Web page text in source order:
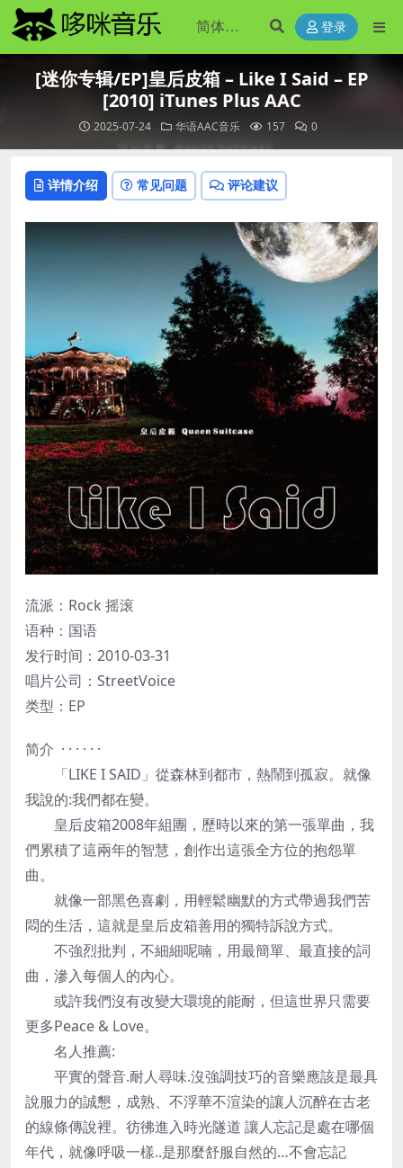
登录
[迷你专辑/EP]皇后皮箱 – Like I Said – EP
[2010] iTunes Plus AAC
2025-07-24 华语AAC音乐 157 0
详情介绍 常见问题 评论建议
流派：Rock 摇滚
语种：国语
发行时间：2010-03-31
唱片公司：StreetVoice
类型：EP
简介 · · · · · ·
「LIKE I SAID」從森林到都市，熱鬧到孤寂。就像
我說的:我們都在變。
皇后皮箱2008年組團，歷時以來的第一張單曲，我
們累積了這兩年的智慧，創作出這張全方位的抱怨單
曲。
就像一部黑色喜劇，用輕鬆幽默的方式帶過我們苦
悶的生活，這就是皇后皮箱善用的獨特訴說方式。
不強烈批判，不細細呢喃，用最簡單、最直接的詞
曲，滲入每個人的內心。
或許我們沒有改變大環境的能耐，但這世界只需要
更多Peace & Love。
名人推薦:
平實的聲音.耐人尋味.沒強調技巧的音樂應該是最具
說服力的誠懇，成熟、不浮華不渲染的讓人沉醉在古老
的線條傳說裡。彷彿進入時光隧道 讓人忘記是處在哪個
年代，就像呼吸一樣..是那麼舒服自然的…不會忘記